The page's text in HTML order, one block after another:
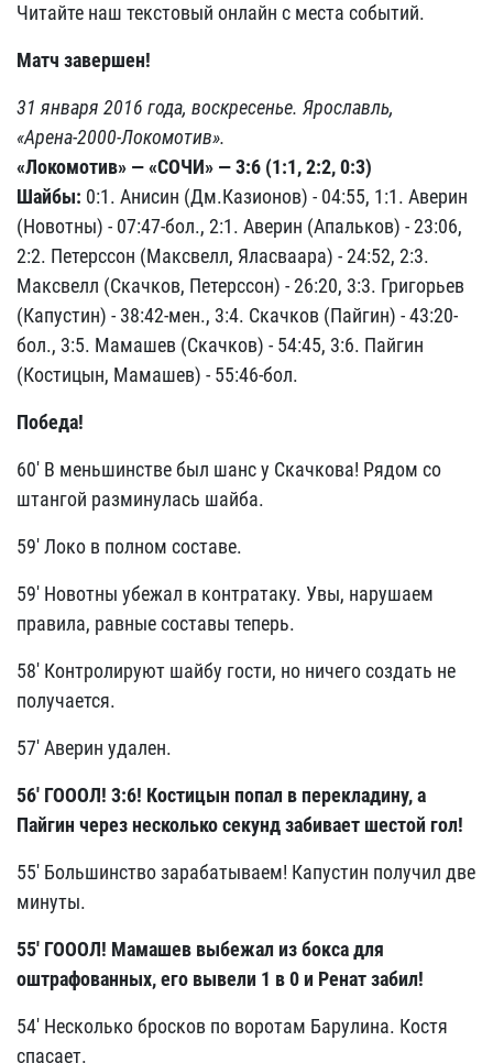
Читайте наш текстовый онлайн с места событий.
Матч завершен!
31 января 2016 года, воскресенье. Ярославль,
«Арена-2000-Локомотив».
«Локомотив» — «СОЧИ» — 3:6 (1:1, 2:2, 0:3)
Шайбы: 0:1. Анисин (Дм.Казионов) - 04:55, 1:1. Аверин
(Новотны) - 07:47-бол., 2:1. Аверин (Апальков) - 23:06,
2:2. Петерссон (Максвелл, Яласваара) - 24:52, 2:3.
Максвелл (Скачков, Петерссон) - 26:20, 3:3. Григорьев
(Капустин) - 38:42-мен., 3:4. Скачков (Пайгин) - 43:20-
бол., 3:5. Мамашев (Скачков) - 54:45, 3:6. Пайгин
(Костицын, Мамашев) - 55:46-бол.
Победа!
60' В меньшинстве был шанс у Скачкова! Рядом со
штангой разминулась шайба.
59' Локо в полном составе.
59' Новотны убежал в контратаку. Увы, нарушаем
правила, равные составы теперь.
58' Контролируют шайбу гости, но ничего создать не
получается.
57' Аверин удален.
56' ГОООЛ! 3:6! Костицын попал в перекладину, а
Пайгин через несколько секунд забивает шестой гол!
55' Большинство зарабатываем! Капустин получил две
минуты.
55' ГОООЛ! Мамашев выбежал из бокса для
оштрафованных, его вывели 1 в 0 и Ренат забил!
54' Несколько бросков по воротам Барулина. Костя
спасает.